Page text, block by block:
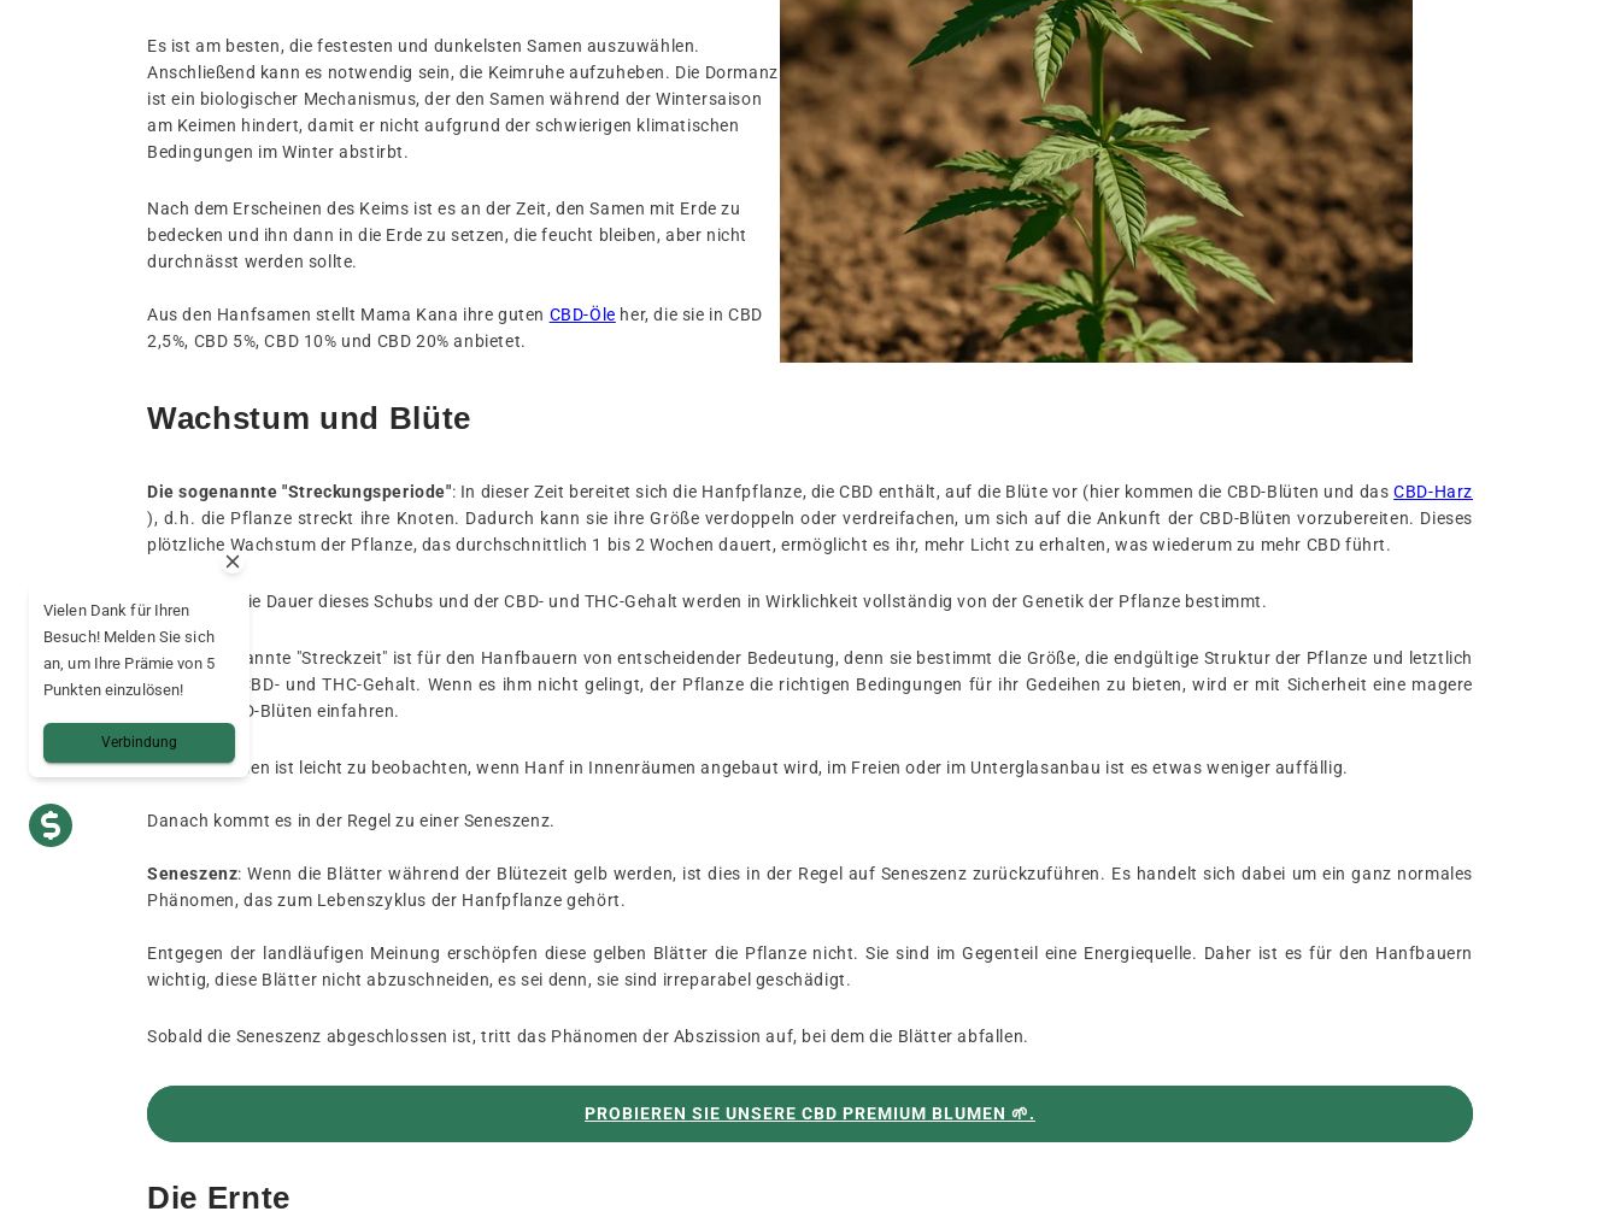
Es ist am besten, die festesten und dunkelsten Samen auszuwählen.
Anschließend kann es notwendig sein, die Keimruhe aufzuheben. Die Dormanz
ist ein biologischer Mechanismus, der den Samen während der Wintersaison
am Keimen hindert, damit er nicht aufgrund der schwierigen klimatischen
Bedingungen im Winter abstirbt.
Nach dem Erscheinen des Keims ist es an der Zeit, den Samen mit Erde zu
bedecken und ihn dann in die Erde zu setzen, die feucht bleiben, aber nicht
durchnässt werden sollte.
Aus den Hanfsamen stellt Mama Kana ihre guten CBD-Öle her, die sie in CBD
2,5%, CBD 5%, CBD 10% und CBD 20% anbietet.
Wachstum und Blüte
Die sogenannte "Streckungsperiode": In dieser Zeit bereitet sich die Hanfpflanze, die CBD enthält, auf die Blüte vor (hier kommen die CBD-Blüten und dasCBD-Harz
), d.h. die Pflanze streckt ihre Knoten. Dadurch kann sie ihre Größe verdoppeln oder verdreifachen, um sich auf die Ankunft der CBD-Blüten vorzubereiten. Dieses
plötzliche Wachstum der Pflanze, das durchschnittlich 1 bis 2 Wochen dauert, ermöglicht es ihr, mehr Licht zu erhalten, was wiederum zu mehr CBD führt.
Die Stärke, die Dauer dieses Schubs und der CBD- und THC-Gehalt werden in Wirklichkeit vollständig von der Genetik der Pflanze bestimmt.
Diese sogenannte "Streckzeit" ist für den Hanfbauern von entscheidender Bedeutung, denn sie bestimmt die Größe, die endgültige Struktur der Pflanze und letztlich
auch ihren CBD- und THC-Gehalt. Wenn es ihm nicht gelingt, der Pflanze die richtigen Bedingungen für ihr Gedeihen zu bieten, wird er mit Sicherheit eine magere
Ernte an CBD-Blüten einfahren.
Das Phänomen ist leicht zu beobachten, wenn Hanf in Innenräumen angebaut wird, im Freien oder im Unterglasanbau ist es etwas weniger auffällig.
Danach kommt es in der Regel zu einer Seneszenz.
Seneszenz: Wenn die Blätter während der Blütezeit gelb werden, ist dies in der Regel auf Seneszenz zurückzuführen. Es handelt sich dabei um ein ganz normales
Phänomen, das zum Lebenszyklus der Hanfpflanze gehört.
Entgegen der landläufigen Meinung erschöpfen diese gelben Blätter die Pflanze nicht. Sie sind im Gegenteil eine Energiequelle. Daher ist es für den Hanfbauern
wichtig, diese Blätter nicht abzuschneiden, es sei denn, sie sind irreparabel geschädigt.
Sobald die Seneszenz abgeschlossen ist, tritt das Phänomen der Abszission auf, bei dem die Blätter abfallen.
PROBIEREN SIE UNSERE CBD PREMIUM BLUMEN 🌱.
Die Ernte
Vielen Dank für Ihren
Besuch! Melden Sie sich
an, um Ihre Prämie von 5
Punkten einzulösen!
Verbindung